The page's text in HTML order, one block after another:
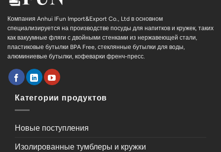
Компания Anhui IFun Import&Export Co., Ltd в основном
специализируется на производстве посуды для напитков и кружек, таких
как вакуумные фляги с двойными стенками из нержавеющей стали,
пластиковые бутылки BPA Free, стеклянные бутылки для воды,
алюминиевые бутылки, кофеварки френч-пресс.
Категории продуктов
Новые поступления
Изолированные тумблеры и кружки